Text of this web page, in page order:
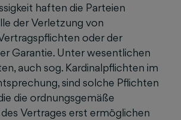
haften die Parteien
der Verletzung von
oder der
Garantie. Unter wesentlichen
auch sog. Kardinalpflichten im
sind solche Pflichten
die ordnungsgemäße
Vertrages erst ermöglichen